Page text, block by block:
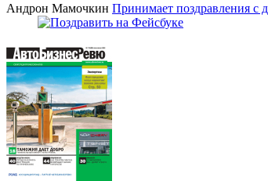
Андрон Мамочкин Принимает поздравления с